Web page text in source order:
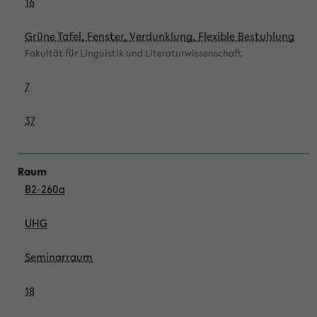
Grüne Tafel, Fenster, Verdunklung, Flexible Bestuhlung
Fakultät für Linguistik und Literaturwissenschaft
7
37
B2-260a
UHG
Seminarraum
18